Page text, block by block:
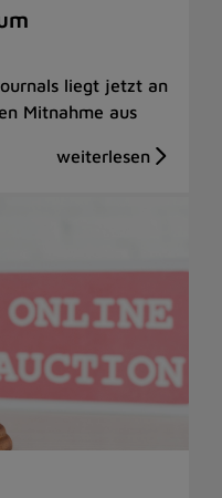
liegt jetzt an
Mitnahme aus